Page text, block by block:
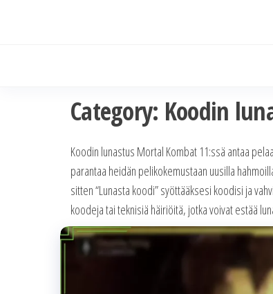
Category: Koodin
Koodin lunastus Mortal Kombat 11:ssä antaa
parantaa heidän pelikokemustaan uusilla
sitten “Lunasta koodi” syöttääksesi koodisi ja
koodeja tai teknisiä häiriöitä, jotka voivat estää